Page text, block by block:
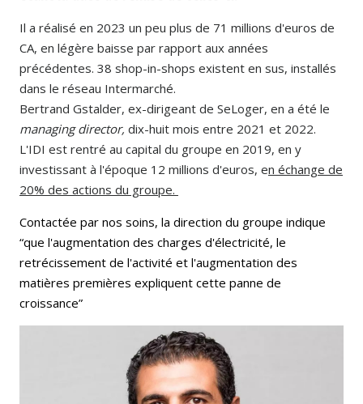
Il a réalisé en 2023 un peu plus de 71 millions d'euros de
CA, en légère baisse par rapport aux années
précédentes. 38 shop-in-shops existent en sus, installés
dans le réseau Intermarché.
Bertrand Gstalder, ex-dirigeant de SeLoger, en a été le
managing director, dix-huit mois entre 2021 et 2022.
L'IDI est rentré au capital du groupe en 2019, en y
investissant à l'époque 12 millions d'euros, en échange de
20% des actions du groupe.
Contactée par nos soins, la direction du groupe indique
“que l'augmentation des charges d'électricité, le
retrécissement de l'activité et l'augmentation des
matières premières expliquent cette panne de
croissance”